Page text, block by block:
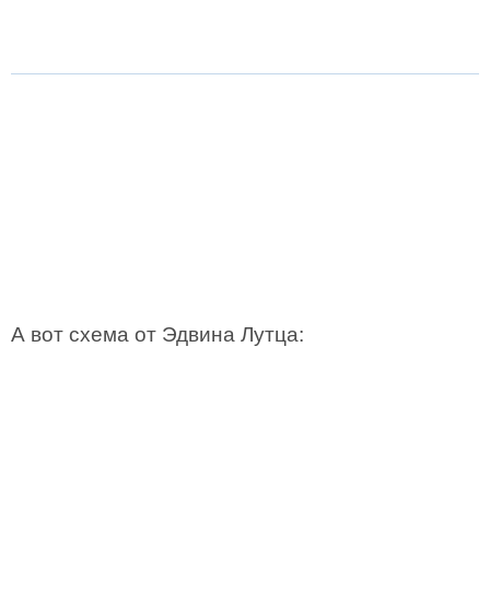
А вот схема от Эдвина Лутца: